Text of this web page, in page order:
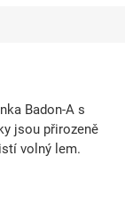
Badon-A s
jsou přirozeně
volný lem.